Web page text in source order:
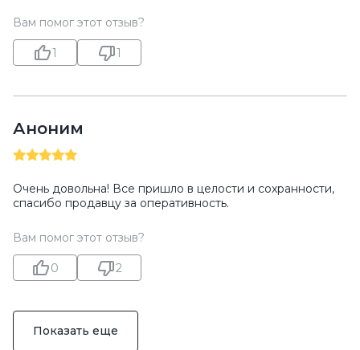
Вам помог этот отзыв?
1 1
Аноним
Очень довольна! Все пришло в целости и сохранности,
спасибо продавцу за оперативность.
Вам помог этот отзыв?
0 2
Показать еще